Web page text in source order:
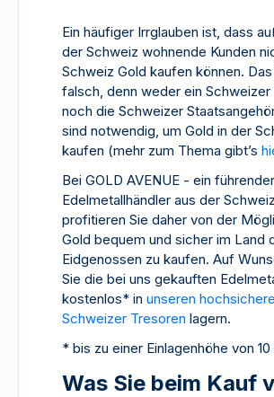
Ein häufiger Irrglauben ist, dass
der Schweiz wohnende Kunden
Schweiz Gold kaufen können.
falsch, denn weder ein Schweizer
noch die Schweizer
sind notwendig, um Gold in der
kaufen (mehr zum Thema gibt’s
Bei GOLD AVENUE - ein
Edelmetallhändler aus der
profitieren Sie daher von der
Gold bequem und sicher im Land
Eidgenossen zu kaufen. Auf
Sie die bei uns gekauften
kostenlos* in unseren
Schweizer Tresoren lagern.
* bis zu einer Einlagenhöhe von
Was Sie beim Kauf